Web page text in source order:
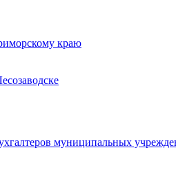
краю
муниципальных